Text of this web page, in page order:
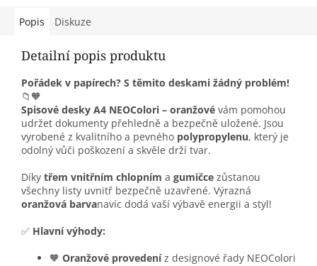
Popis Diskuze
Detailní popis produktu
Pořádek v papírech? S těmito deskami žádný problém!
📁🧡
Spisové desky A4 NEOColori – oranžové vám pomohou
udržet dokumenty přehledně a bezpečně uložené. Jsou
vyrobené z kvalitního a pevného polypropylenu, který je
odolný vůči poškození a skvěle drží tvar.
Díky třem vnitřním chlopním a gumičce zůstanou
všechny listy uvnitř bezpečně uzavřené. Výrazná
oranžová barvanavíc dodá vaší výbavě energii a styl!
✅ Hlavní výhody:
🧡 Oranžové provedeníz designové řady NEOColori